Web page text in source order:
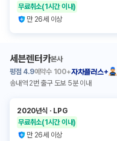
무료취소(1시간 이내)
만 26세 이상
세븐렌터카본사
평점 4.9예약수 100+자차플러스+
송내역 2번 출구 도보 5분 이내
2020년식 ㆍ LPG
무료취소(1시간 이내)
만 26세 이상